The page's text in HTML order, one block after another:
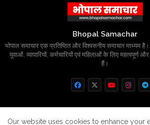
Bhopal Samachar
भोपाल समाचार एक प्रतिष्ठित और विश्वसनीय समाचार माध्यम है।
युवाओं, व्यापारियों, कर्मचारियों एवं महिलाओं के लिए महत्वपूर्ण
हैं।
Home About Contact us
Our website uses cookies to enhance your